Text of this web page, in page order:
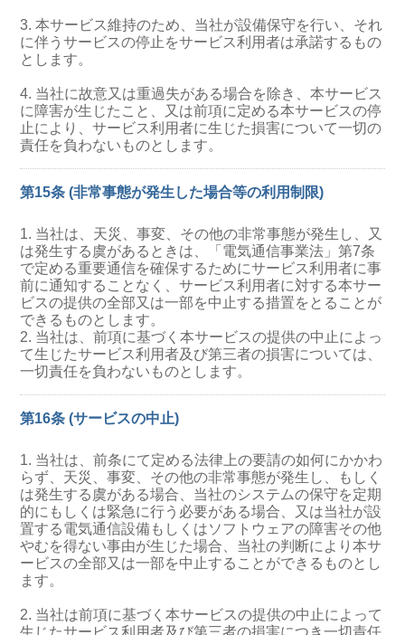
3. 本サービス維持のため、当社が設備保守を行い、それ
に伴うサービスの停止をサービス利用者は承諾するもの
とします。
4. 当社に故意又は重過失がある場合を除き、本サービス
に障害が生じたこと、又は前項に定める本サービスの停
止により、サービス利用者に生じた損害について一切の
責任を負わないものとします。
第15条 (非常事態が発生した場合等の利用制限)
1. 当社は、天災、事変、その他の非常事態が発生し、又
は発生する虞があるときは、「電気通信事業法」第7条
で定める重要通信を確保するためにサービス利用者に事
前に通知することなく、サービス利用者に対する本サー
ビスの提供の全部又は一部を中止する措置をとることが
できるものとします。
2. 当社は、前項に基づく本サービスの提供の中止によっ
て生じたサービス利用者及び第三者の損害については、
一切責任を負わないものとします。
第16条 (サービスの中止)
1. 当社は、前条にて定める法律上の要請の如何にかかわ
らず、天災、事変、その他の非常事態が発生し、もしく
は発生する虞がある場合、当社のシステムの保守を定期
的にもしくは緊急に行う必要がある場合、又は当社が設
置する電気通信設備もしくはソフトウェアの障害その他
やむを得ない事由が生じた場合、当社の判断により本サ
ービスの全部又は一部を中止することができるものとし
ます。
2. 当社は前項に基づく本サービスの提供の中止によって
生じたサービス利用者及び第三者の損害につき一切責任